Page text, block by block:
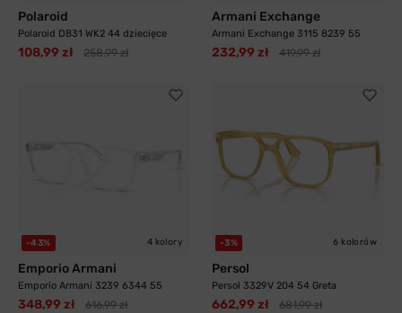
Polaroid
Polaroid D831 WK2 44 dziecięce
108,99 zł 258,99 zł
Armani Exchange
Armani Exchange 3115 8239 55
232,99 zł 419,99 zł
-43% 4 kolory
Emporio Armani
Emporio Armani 3239 6344 55
348,99 zł 616,99 zł
-3% 6 kolorów
Persol
Persol 3329V 204 54 Greta
662,99 zł 681,99 zł